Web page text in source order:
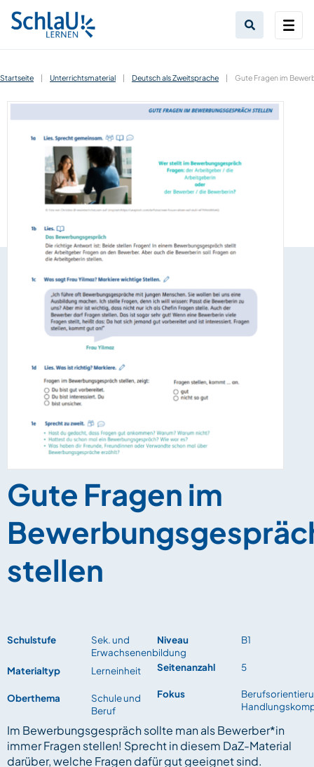
Startseite | Unterrichtsmaterial | Deutsch als Zweitsprache | Gute Fragen im
Gute Fragen im
stellen
Schulstufe
Sek. und
Erwachsenenbildung
Materialtyp
Lerneinheit
Oberthema
Schule und
Beruf
Niveau B1
Seitenanzahl 5
Fokus
Im Bewerbungsgespräch sollte man als Bewerber*in
immer Fragen stellen! Sprecht in diesem DaZ-Material
darüber, welche Fragen dafür gut geeignet sind.